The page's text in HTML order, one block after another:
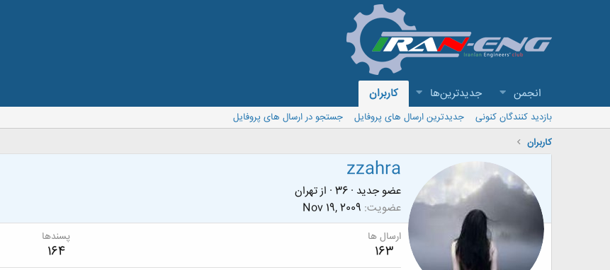
انجمن جدیدترین‌ها کاربران
بازدید کنندگان کنونی جدیدترین ارسال های پروفایل
جستجو در ارسال های پروفایل
کاربران
zzahra
عضو جدید ·
· ازتهران
عضویت Nov 19, 2009
ارسال ها
163
پسندها
164